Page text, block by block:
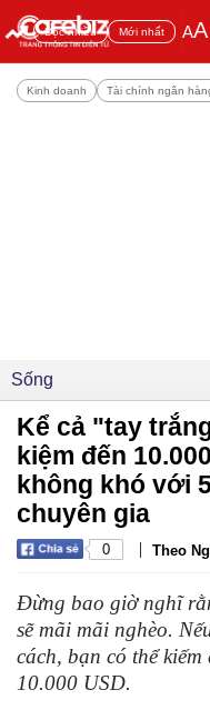
Đọc nhiều Mới nhất AA
Kinh doanh Tài chính ngân
Sống
Kể cả "tay
kiệm đến
không khó với
chuyên gia
0 | Theo
Đừng bao giờ nghĩ
sẽ mãi mãi nghèo.
cách, bạn có thể
10.000 USD.